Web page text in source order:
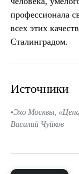
профессионала
всех этих
Сталинградом.
Источники
Эхо Москвы,
Василий Чуйков